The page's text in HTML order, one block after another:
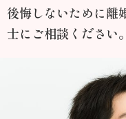
後悔しないために離
士にご相談ください。